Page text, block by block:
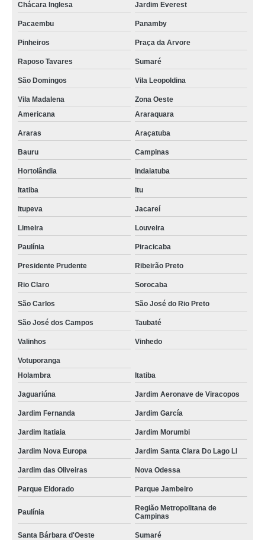
Chácara Inglesa Jardim Everest
Pacaembu Panamby
Pinheiros Praça da Arvore
Raposo Tavares Sumaré
São Domingos Vila Leopoldina
Vila Madalena
Zona Oeste
Americana
Araraquara
Araras Araçatuba
Bauru Campinas
Hortolândia Indaiatuba
Itatiba Itu
Itupeva Jacareí
Limeira Louveira
Paulínia Piracicaba
Presidente Prudente Ribeirão Preto
Rio Claro Sorocaba
São Carlos São José do Rio Preto
São José dos Campos Taubaté
Valinhos Vinhedo
Votuporanga
Holambra
Itatiba
Jaguariúna Jardim Aeronave de Viracopos
Jardim Fernanda Jardim García
Jardim Itatiaia Jardim Morumbi
Jardim Nova Europa Jardim Santa Clara Do Lago Ll
Jardim das Oliveiras Nova Odessa
Parque Eldorado Parque Jambeiro
Paulínia
Região Metropolitana de
Campinas
Santa Bárbara d'Oeste Sumaré